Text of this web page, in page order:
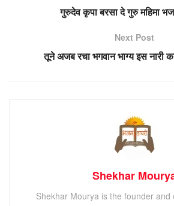
गुरुदेव कृपा बरसा दे गुरु महिमा
Next Post
तूने अजब रचा भगवान भाग्य इस नारी
Shekhar
Shekhar Mourya is the founder and